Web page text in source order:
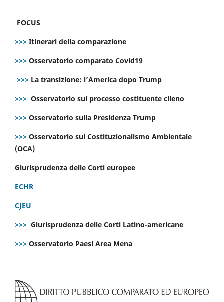
FOCUS
>>> Itinerari della comparazione
>>> Osservatorio comparato Covid19
>>> La transizione: l’America dopo Trump
>>> Osservatorio sul processo costituente cileno
>>> Osservatorio sulla Presidenza Trump
>>> Osservatorio sul Costituzionalismo Ambientale
(OCA)
Giurisprudenza delle Corti europee
ECHR
CJEU
>>> Giurisprudenza delle Corti Latino-americane
>>> Osservatorio Paesi Area Mena